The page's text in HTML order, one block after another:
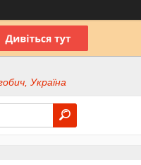
Україна